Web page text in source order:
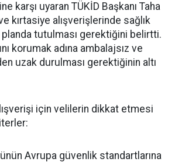
karşı uyaran TÜKİD Başkanı Taha
kırtasiye alışverişlerinde sağlık
planda tutulması gerektiğini belirtti.
korumak adına ambalajsız ve
uzak durulması gerektiğinin altı
için velilerin dikkat etmesi
Avrupa güvenlik standartlarına